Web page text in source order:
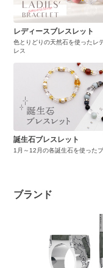
レディースブレスレット
色とりどりの天然石を使ったレ
レス
誕生石ブレスレット
1月～12月の各誕生石を使った
ブランド